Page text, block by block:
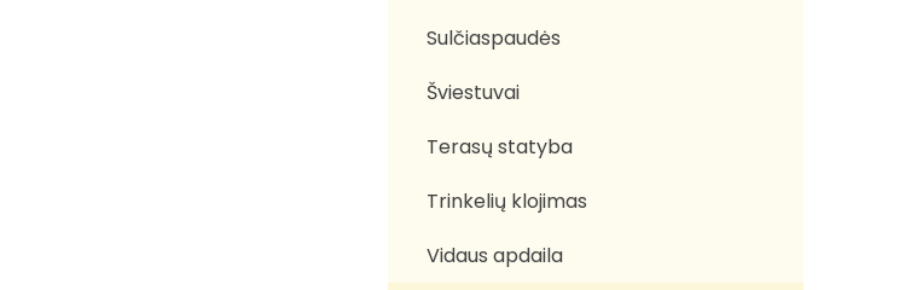
Sulčiaspaudės
Šviestuvai
Terasų statyba
Trinkelių klojimas
Vidaus apdaila